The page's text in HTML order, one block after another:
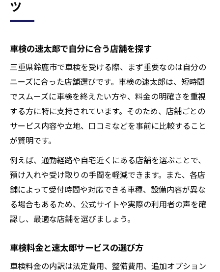
ツ
車検の速太郎で自分に合う店舗を探す
三重県鈴鹿市で車検を受ける際、まず重要なのは自分の
ニーズに合った店舗選びです。車検の速太郎は、短時間
でスムーズに車検を終えたい方や、料金の明確さを重視
する方に特に支持されています。そのため、店舗ごとの
サービス内容や立地、口コミなどを事前に比較すること
が賢明です。
例えば、通勤経路や自宅近くにある店舗を選ぶことで、
預け入れや受け取りの手間を軽減できます。また、各店
舗によって受付時間や対応できる車種、設備内容が異な
る場合もあるため、公式サイトや実際の利用者の声を確
認し、最適な店舗を選びましょう。
車検料金と速太郎サービスの選び方
車検料金の内訳は法定費用、整備費用、追加オプション